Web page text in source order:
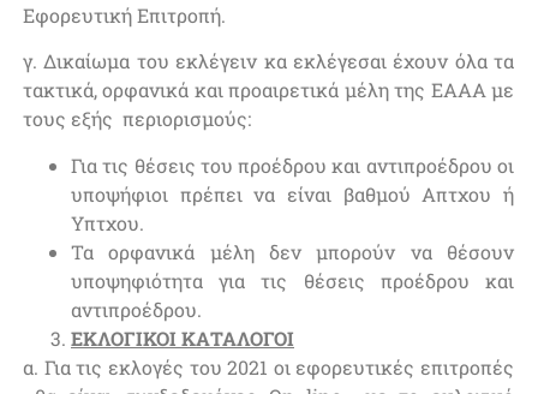
Εφορευτική Επιτροπή.
γ. Δικαίωμα του εκλέγειν κα εκλέγεσαι έχουν όλα τα
τακτικά, ορφανικά και προαιρετικά μέλη της ΕΑΑΑ με
τους εξής περιορισμούς:
Για τις θέσεις του προέδρου και αντιπροέδρου οι
υποψήφιοι πρέπει να είναι βαθμού Απτχου ή
Υπτχου.
Τα ορφανικά μέλη δεν μπορούν να θέσουν
υποψηφιότητα για τις θέσεις προέδρου και
αντιπροέδρου.
ΕΚΛΟΓΙΚΟΙ ΚΑΤΑΛΟΓΟΙ
α. Για τις εκλογές του 2021 οι εφορευτικές επιτροπές